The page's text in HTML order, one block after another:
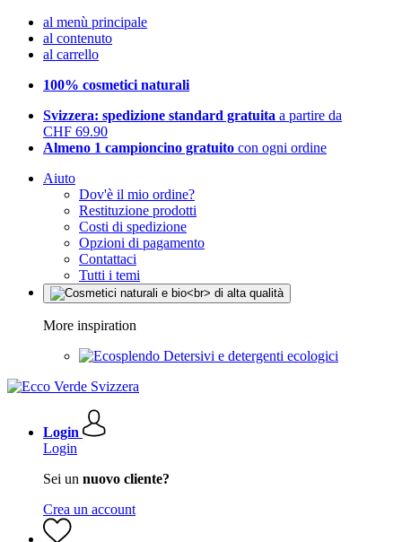
al menù principale
al contenuto
al carrello
100% cosmetici naturali
Svizzera: spedizione standard gratuita a partire da
CHF 69.90
Almeno 1 campioncino gratuito con ogni ordine
Aiuto
Dov'è il mio ordine?
Restituzione prodotti
Costi di spedizione
Opzioni di pagamento
Contattaci
Tutti i temi
More inspiration
Detersivi e detergenti ecologici
Login
Login
Sei un nuovo cliente?
Crea un account